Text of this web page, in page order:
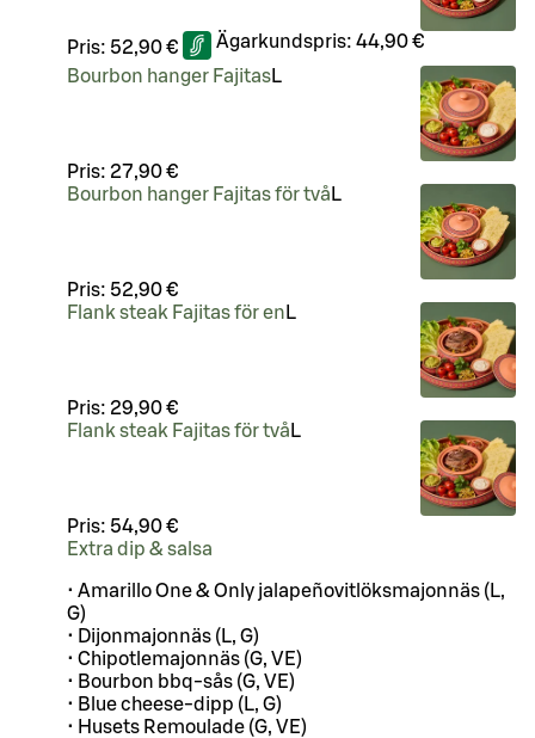
Pris: 52,90 € Ägarkundspris: 44,90 €
Bourbon hanger FajitasL
Pris: 27,90 €
Bourbon hanger Fajitas för två L
Pris: 52,90 €
Flank steak Fajitas för en L
Pris: 29,90 €
Flank steak Fajitas för två L
Pris: 54,90 €
Extra dip & salsa
• Amarillo One & Only jalapeñovitlöksmajonnäs (L,
G)
• Dijonmajonnäs (L, G)
• Chipotlemajonnäs (G, VE)
• Bourbon bbq-sås (G, VE)
• Blue cheese-dipp (L, G)
• Husets Remoulade (G, VE)